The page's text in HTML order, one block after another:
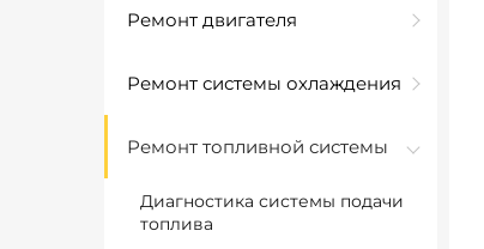
Ремонт двигателя
Ремонт системы охлаждения
Ремонт топливной системы
Диагностика системы подачи
топлива